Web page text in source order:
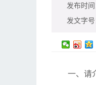
发布时间
发文字号
一、请